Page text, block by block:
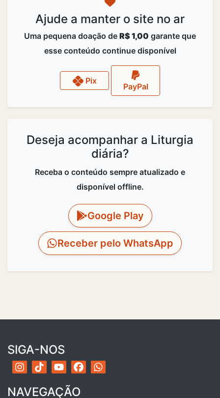
Ajude a manter o site no ar
Uma pequena doação de R$ 1,00 garante que
esse conteúdo continue disponível
Pix
PayPal
Deseja acompanhar a Liturgia
diária?
Receba o conteúdo sempre atualizado e
disponível offline.
Google Play
Receber pelo WhatsApp
SIGA-NOS
NAVEGAÇÃO